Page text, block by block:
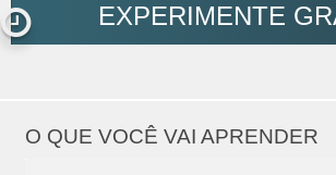
EXPERIMENTE
O QUE VOCÊ VAI APRENDER